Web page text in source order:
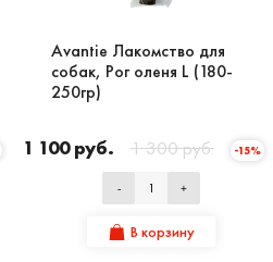
Avantie Лакомство для
собак, Рог оленя L (180-
250гр)
1 100 руб. 1 300 руб. -15%
- +
В корзину